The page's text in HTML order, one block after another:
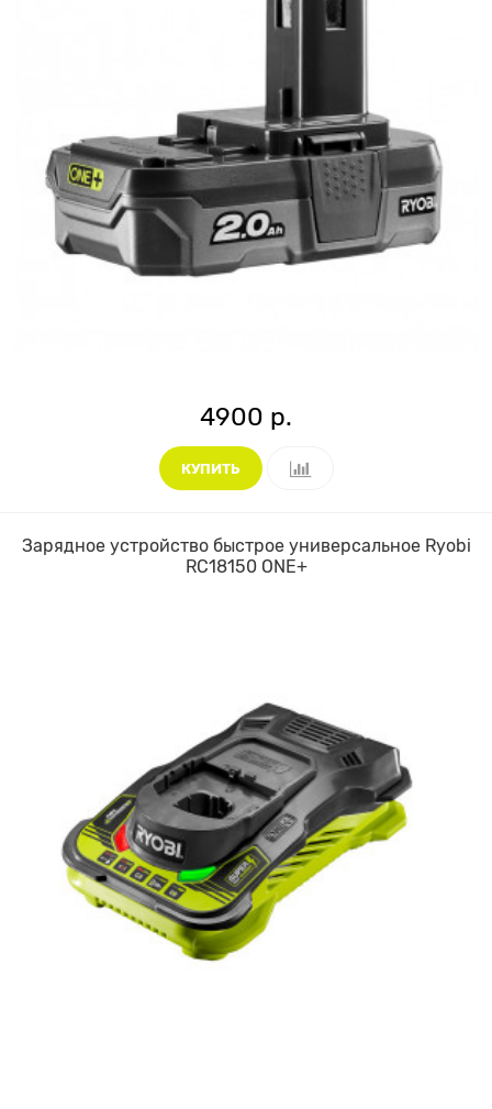
4900 р.
КУПИТЬ
Зарядное устройство быстрое универсальное Ryobi
RC18150 ONE+